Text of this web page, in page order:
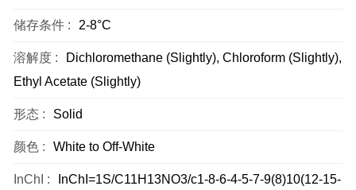
储存条件 : 2-8°C
溶解度 :
Dichloromethane (Slightly), Chloroform (Slightly),
Ethyl Acetate (Slightly)
形态 : Solid
颜色 : White to Off-White
InChI :
InChI=1S/C11H13NO3/c1-8-6-4-5-7-9(8)10(12-15-